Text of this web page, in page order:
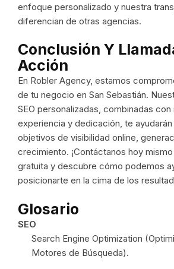
enfoque personalizado y nuestra
diferencian de otras agencias.
Conclusión Y
Acción
En Robler Agency, estamos
de tu negocio en San Sebastián.
SEO personalizadas, combinadas con
experiencia y dedicación, te ayudarán
objetivos de visibilidad online,
crecimiento. ¡Contáctanos hoy
gratuita y descubre cómo podemos
posicionarte en la cima de los
Glosario
SEO
Search Engine Optimization
Motores de Búsqueda).